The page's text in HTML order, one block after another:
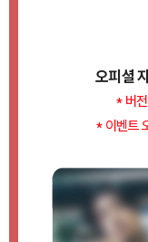
오피셜
* 버
* 이벤트